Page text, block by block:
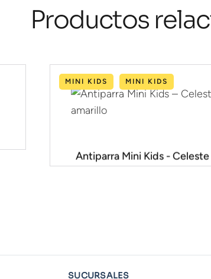
Productos
MINI KIDS MINI KIDS
Antiparra Mini Kids -
SUCURSALES